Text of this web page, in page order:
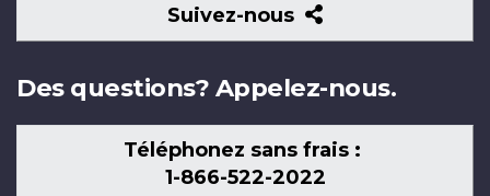
Suivez-nous
Suivez-
nous
Des questions? Appelez-nous.
Téléphonez sans frais :
1-866-522-2022